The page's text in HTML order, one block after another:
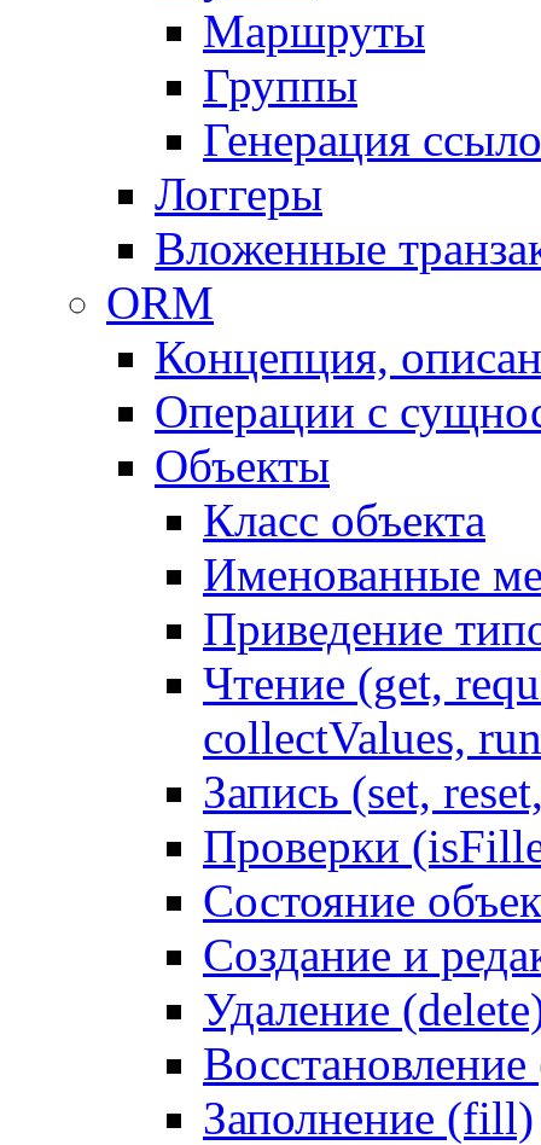
Маршруты
Группы
Генерация
Логгеры
Вложенные
ORM
Концепция,
Операции с
Объекты
Класс объекта
Именованные
Приведение
Чтение (get,
collectValues,
Запись (set,
Проверки
Состояние
Создание и
Удаление
Заполнение (fill)